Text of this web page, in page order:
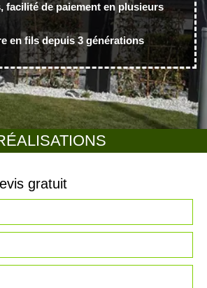
facilité de paiement en plusieurs
en fils depuis 3 générations
gratuit